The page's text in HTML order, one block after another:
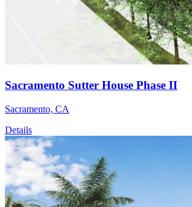
Sacramento Sutter House Phase II
Sacramento, CA
Details